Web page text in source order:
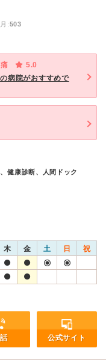
:503
5.0
病院がおすすめで
健康診断、人間ドック
木 金 土 日 祝
公式サイト